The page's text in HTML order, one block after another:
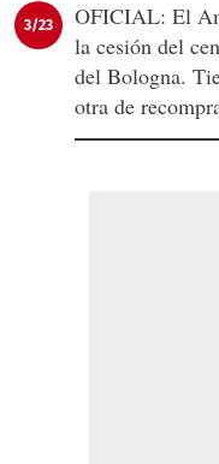
3/23
OFICIAL: El
la cesión del
del Bologna.
otra de